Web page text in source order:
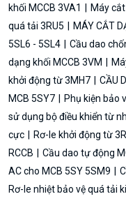
khối MCCB 3VA1
Máy
quá tải 3RU5
MÁY CẮT
5SL6 - 5SL4
Cầu dao
dạng khối MCCB 3VM
khởi động từ 3MH7
CẦU
MCB 5SY7
Phụ kiện bảo
sử dụng bộ điều khiển từ
cực
Rơ-le khởi động từ
RCCB
Cầu dao tự động
AC cho MCB 5SY 5SM9
Rơ-le nhiệt bảo vệ quá tải